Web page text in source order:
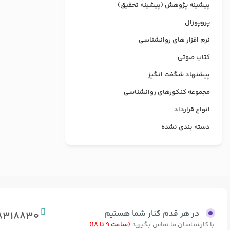
پیشینه پژوهش (پیشینه تحقیق)
پروپوزال
نرم افزار های روانشناسی
کتاب صوتی
پیشنهاد شگفت انگیز
مجموعه کنکورهای روانشناسی
انواع قرارداد
دسته بندی نشده
در هر قدم کنار شما هستیم
با کارشناسان ما تماس بگیرید (ساعت 9 تا 18)